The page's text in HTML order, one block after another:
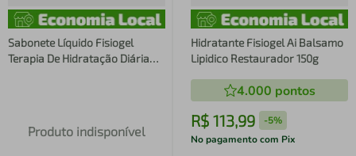
Sabonete Líquido Fisiogel
Terapia De Hidratação Diária
Produto indisponível
Hidratante Fisiogel Ai Balsamo
Lipidico Restaurador 150g
4.000 pontos
R$ 113,99 -5%
No pagamento com Pix